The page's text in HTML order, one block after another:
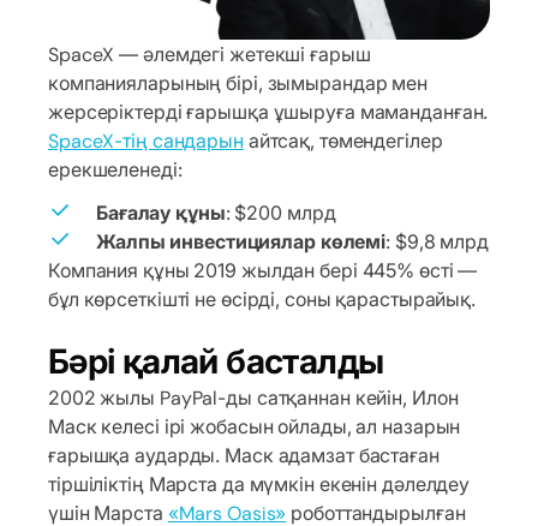
SpaceX — әлемдегі жетекші ғарыш
компанияларының бірі, зымырандар мен
жерсеріктерді ғарышқа ұшыруға маманданған.
SpaceX-тің сандарынайтсақ, төмендегілер
ерекшеленеді:
Бағалау құны: $200 млрд
Жалпы инвестициялар көлемі: $9,8 млрд
Компания құны 2019 жылдан бері 445% өсті —
бұл көрсеткішті не өсірді, соны қарастырайық.
Бәрі қалай басталды
2002 жылы PayPal-ды сатқаннан кейін, Илон
Маск келесі ірі жобасын ойлады, ал назарын
ғарышқа аударды. Маск адамзат бастаған
тіршіліктің Марста да мүмкін екенін дәлелдеу
үшін Марста «Mars Oasis» роботтандырылған